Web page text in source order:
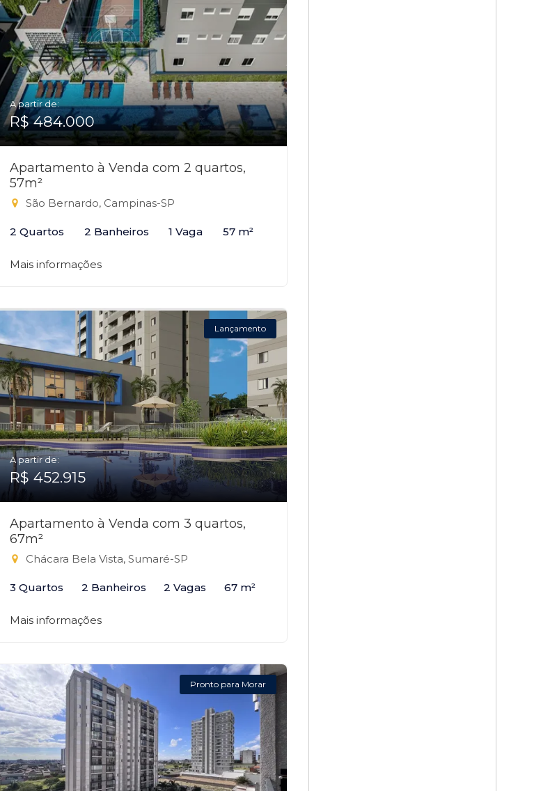
A partir de:
R$ 484.000
Apartamento à Venda com 2 quartos,
57m²
São Bernardo, Campinas-SP
2 Quartos 2 Banheiros 1 Vaga 57 m²
Mais informações
Lançamento
A partir de:
R$ 452.915
Apartamento à Venda com 3 quartos,
67m²
Chácara Bela Vista, Sumaré-SP
3 Quartos 2 Banheiros 2 Vagas 67 m²
Mais informações
Pronto para Morar